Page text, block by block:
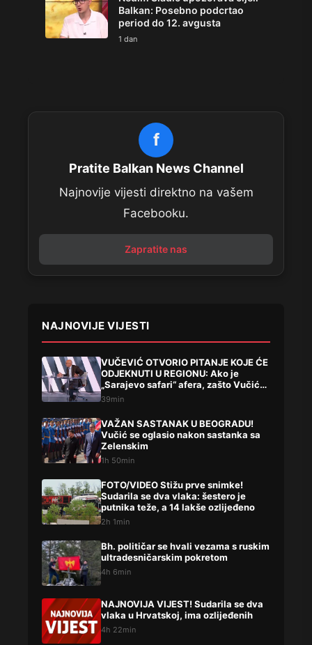
Balkan: Posebno podcrtao
period do 12. avgusta
1 dan
f
Pratite Balkan News Channel
Najnovije vijesti direktno na vašem
Facebooku.
Zapratite nas
NAJNOVIJE VIJESTI
VUČEVIĆ OTVORIO PITANJE KOJE ĆE
ODJEKNUTI U REGIONU: Ako je
„Sarajevo safari“ afera, zašto Vučića
niste procesuirali?!
39min
VAŽAN SASTANAK U BEOGRADU!
Vučić se oglasio nakon sastanka sa
Zelenskim
1h 50min
FOTO/VIDEO Stižu prve snimke!
Sudarila se dva vlaka: šestero je
putnika teže, a 14 lakše ozlijeđeno
2h 1min
Bh. političar se hvali vezama s ruskim
ultradesničarskim pokretom
4h 6min
NAJNOVIJA VIJEST! Sudarila se dva
vlaka u Hrvatskoj, ima ozlijeđenih
4h 22min